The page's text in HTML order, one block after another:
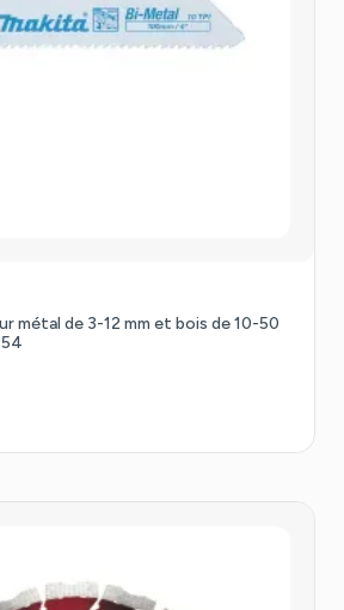
métal de 3-12 mm et bois de 10-50